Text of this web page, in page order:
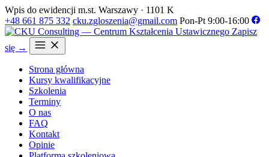
Wpis do ewidencji m.st. Warszawy · 1101 K
+48 661 875 332 cku.zgloszenia@gmail.com Pon-Pt 9:00-16:00
Zapisz
się →
Strona główna
Kursy kwalifikacyjne
Szkolenia
Terminy
O nas
FAQ
Kontakt
Opinie